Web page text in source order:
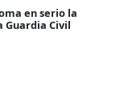
en serio la
Guardia Civil